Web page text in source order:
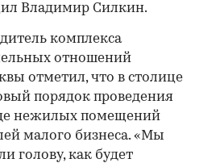
Владимир Силкин.
комплекса
отношений
отметил, что в столице
порядок проведения
нежилых помещений
малого бизнеса. «Мы
голову, как будет